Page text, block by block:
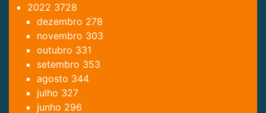
2022 3728
dezembro 278
novembro 303
outubro 331
setembro 353
agosto 344
julho 327
junho 296